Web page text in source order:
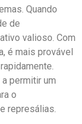
Quando
de
valioso. Com
é mais provável
permitir um
o
represálias.